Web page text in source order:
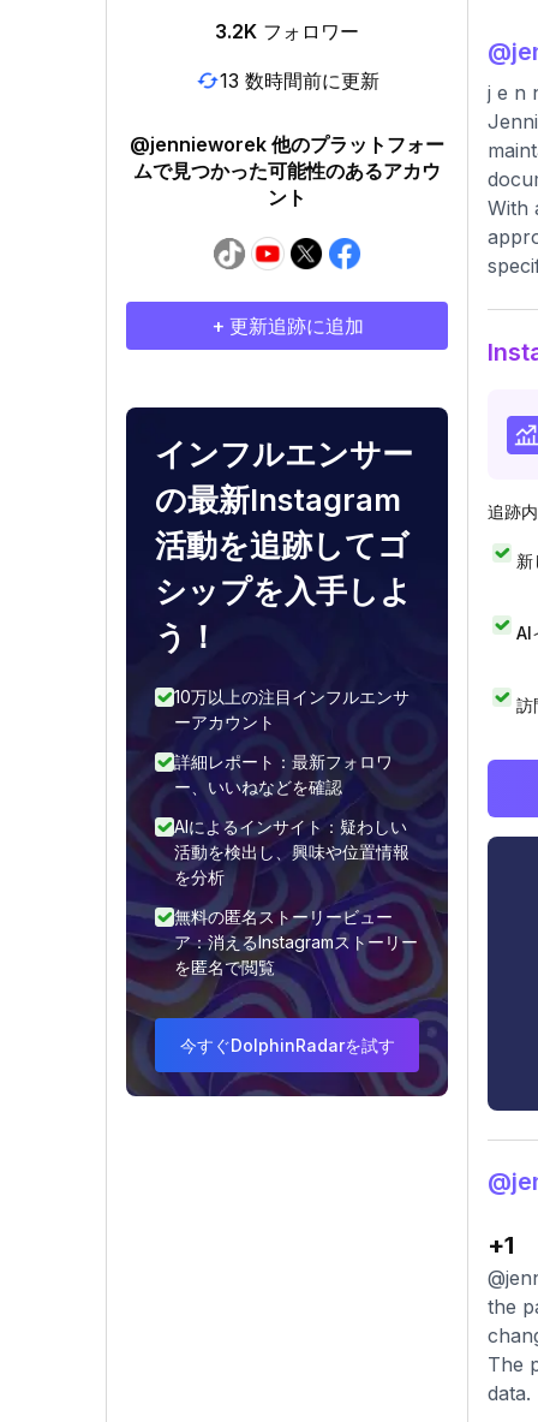
3.2K フォロワー
13 数時間前に更新
@jennieworek 他のプラットフォー
ムで見つかった可能性のあるアカウ
ント
+ 更新追跡に追加
インフルエンサー
の最新Instagram
活動を追跡してゴ
シップを入手しよ
う！
10万以上の注目インフルエンサ
ーアカウント
詳細レポート：最新フォロワ
ー、いいねなどを確認
AIによるインサイト：疑わしい
活動を検出し、興味や位置情報
を分析
無料の匿名ストーリービュー
ア：消えるInstagramストーリー
を匿名で閲覧
今すぐDolphinRadarを試す
@
j e n
With
追跡
新
AI
訪
+1
the
The
data.